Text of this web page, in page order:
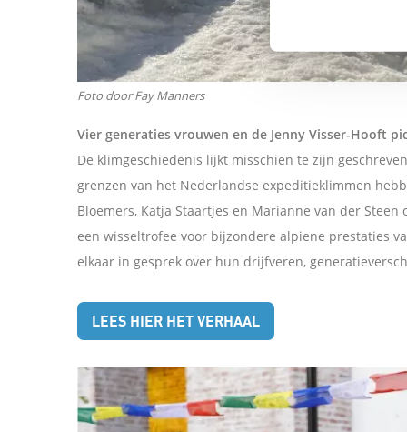
A
p
Foto door Fay Manners
Vier generaties vrouwen en de Jenny Visser-Hooft
De klimgeschiedenis lijkt misschien te zijn
grenzen van het Nederlandse expeditieklimmen
Bloemers, Katja Staartjes en Marianne van der
een wisseltrofee voor bijzondere alpiene prestaties
elkaar in gesprek over hun drijfveren,
LEES HIER HET VERHAAL